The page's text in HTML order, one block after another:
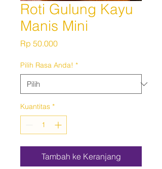
Roti Gulung Kayu
Manis Mini
Rp 50.000Harga
Pilih Rasa Anda! *
Kuantitas *
Tambah ke Keranjang